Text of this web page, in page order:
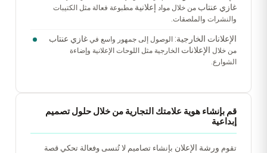
غازي عنتاب من خلال مواد إعلانية مطبوعة فعالة مثل الكتيبات
والنشرات والملصقات.
الإعلانات الخارجية: الوصول إلى جمهور واسع في غازي عنتاب
من خلال الإعلانات الخارجية مثل اللوحات الإعلانية وإضاءة
الشوارع.
قم بإنشاء هوية علامتك التجارية من خلال حلول تصميم
إبداعية
تقوم ورشة الإعلان بإنشاء تصاميم لا تُنسى وفعالة تحكي قصة